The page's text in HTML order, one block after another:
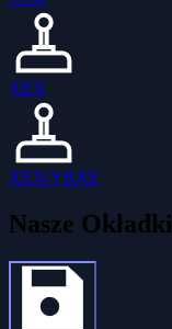
XEX
XEX/VBXE
Nasze Okładki